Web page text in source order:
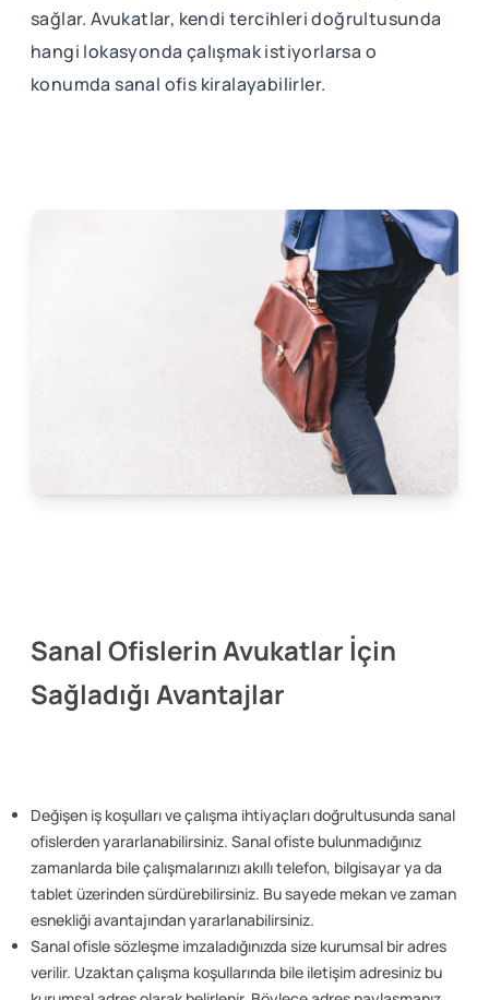
sağlar. Avukatlar, kendi tercihleri doğrultusunda
hangi lokasyonda çalışmak istiyorlarsa o
konumda sanal ofis kiralayabilirler.
Sanal Ofislerin Avukatlar İçin
Sağladığı Avantajlar
Değişen iş koşulları ve çalışma ihtiyaçları doğrultusunda sanal
ofislerden yararlanabilirsiniz. Sanal ofiste bulunmadığınız
zamanlarda bile çalışmalarınızı akıllı telefon, bilgisayar ya da
tablet üzerinden sürdürebilirsiniz. Bu sayede mekan ve zaman
esnekliği avantajından yararlanabilirsiniz.
Sanal ofisle sözleşme imzaladığınızda size kurumsal bir adres
verilir. Uzaktan çalışma koşullarında bile iletişim adresiniz bu